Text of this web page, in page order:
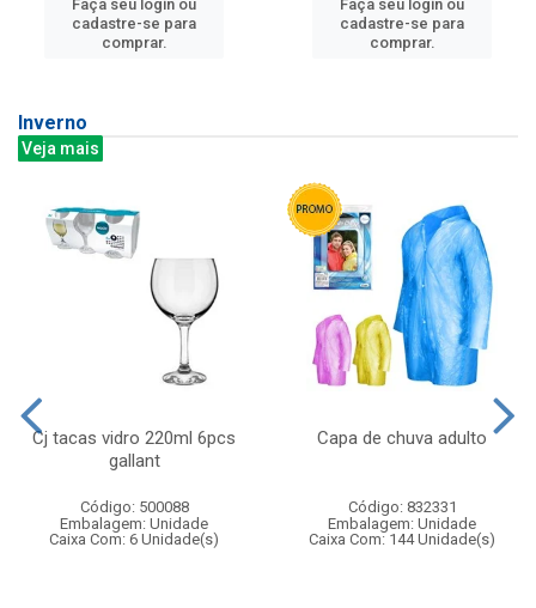
Faça seu login ou
cadastre-se para
comprar.
Faça seu login ou
cadastre-se para
comprar.
Inverno
Veja mais
Cj tacas vidro 220ml 6pcs
gallant
Código: 500088
Embalagem: Unidade
Caixa Com: 6 Unidade(s)
Capa de chuva adulto
Código: 832331
Embalagem: Unidade
Caixa Com: 144 Unidade(s)